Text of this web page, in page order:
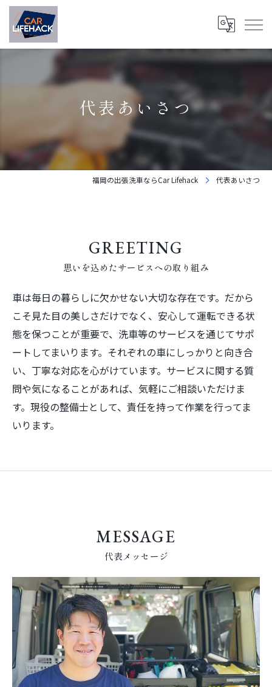
代表あいさつ
福岡の出張洗車ならCar Lifehack 代表あいさつ
思いを込めたサービスへの取り組み
GREETING
車は毎日の暮らしに欠かせない大切な存在です。だから
こそ見た目の美しさだけでなく、安心して運転できる状
態を保つことが重要で、洗車等のサービスを通じてサポ
ートしてまいります。それぞれの車にしっかりと向き合
い、丁寧な対応を心がけています。サービスに関する質
問や気になることがあれば、気軽にご相談いただけま
す。現役の整備士として、責任を持って作業を行ってま
いります。
代表メッセージ
MESSAGE